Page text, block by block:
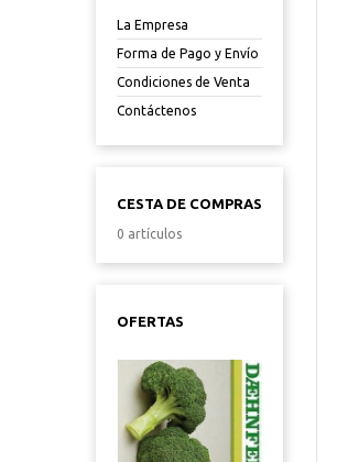
La Empresa
Forma de Pago y Envío
Condiciones de Venta
Contáctenos
CESTA DE COMPRAS
0 artículos
OFERTAS